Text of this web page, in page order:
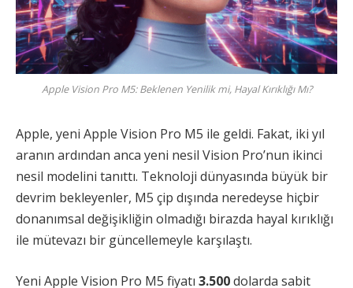
Apple Vision Pro M5: Beklenen Yenilik mi, Hayal Kırıklığı Mı?
Apple, yeni Apple Vision Pro M5 ile geldi. Fakat, iki yıl
aranın ardından anca yeni nesil Vision Pro’nun ikinci
nesil modelini tanıttı. Teknoloji dünyasında büyük bir
devrim bekleyenler, M5 çip dışında neredeyse hiçbir
donanımsal değişikliğin olmadığı birazda hayal kırıklığı
ile mütevazı bir güncellemeyle karşılaştı.
Yeni Apple Vision Pro M5 fiyatı 3.500dolarda sabit